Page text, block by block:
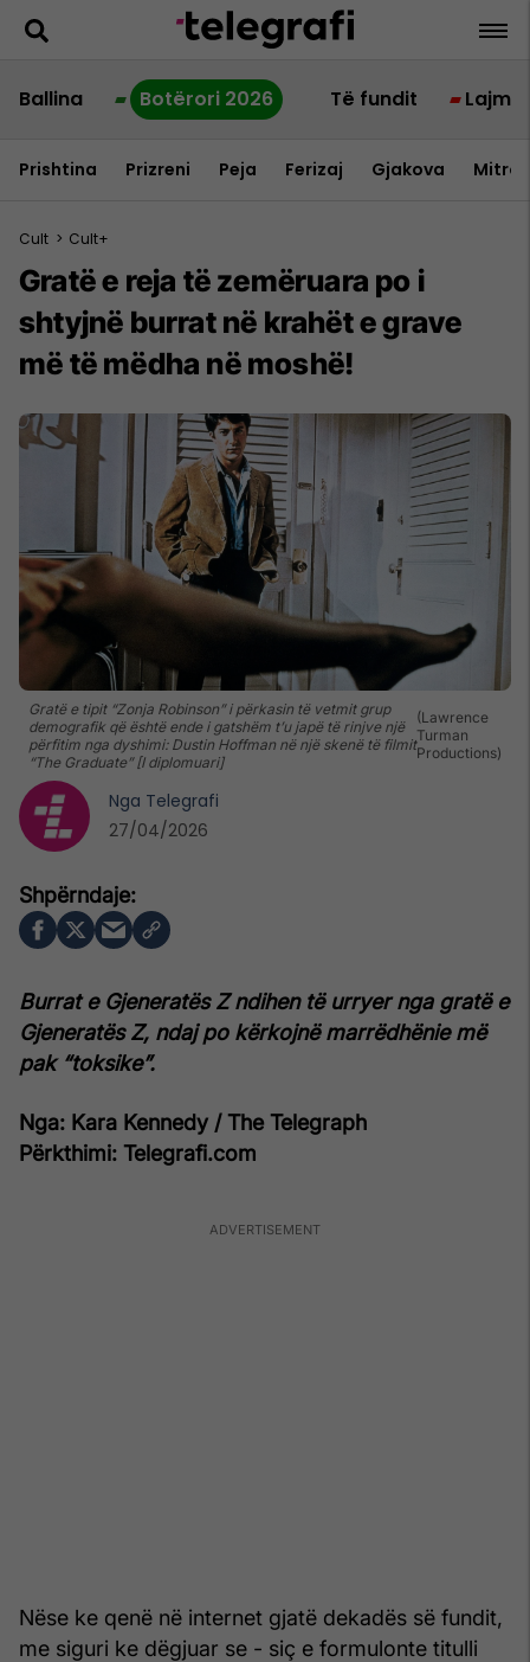
Ballina Botërori 2026 Të fundit Lajme
Prishtina Prizreni Peja Ferizaj Gjakova
Cult > Cult+
Gratë e reja të zemëruara po i
shtyjnë burrat në krahët e grave
më të mëdha në moshë!
Gratë e tipit “Zonja Robinson” i përkasin të vetmit grup
demografik që është ende i gatshëm t’u japë të rinjve një
përfitim nga dyshimi: Dustin Hoffman në një skenë të filmit
“The Graduate” [I diplomuari]
(Lawrence
Turman
Productions)
Burrat e Gjeneratës Z ndihen të urryer nga gratë e
Gjeneratës Z, ndaj po kërkojnë marrëdhënie më
pak “toksike”.
Nga: Kara Kennedy / The Telegraph
Përkthimi: Telegrafi.com
Nëse ke qenë në internet gjatë dekadës së fundit,
me siguri ke dëgjuar se - siç e formulonte titulli
Nga Telegrafi
27/04/2026